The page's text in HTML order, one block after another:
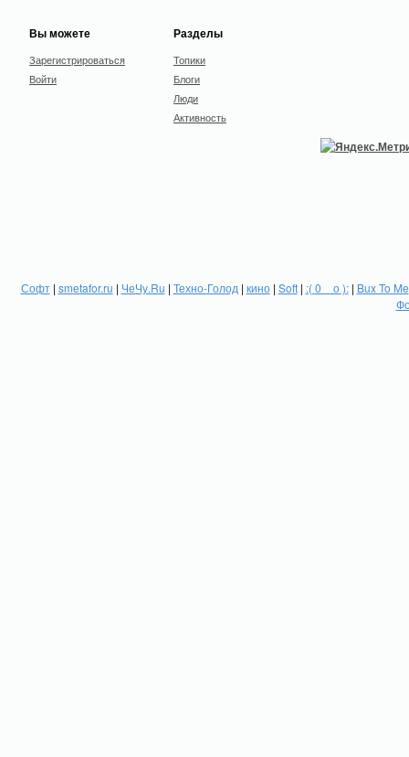
Вы можете
Зарегистрироваться
Войти
Разделы
Топики
Блоги
Люди
Активность
Софт| smetafor.ru | ЧеЧу.Ru | Техно-Голод | кино| Soft| :( 0 _ о ):| Bux To Me